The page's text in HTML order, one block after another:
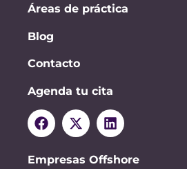
Áreas de práctica
Blog
Contacto
Agenda tu cita
Empresas Offshore